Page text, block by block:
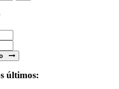
últimos: